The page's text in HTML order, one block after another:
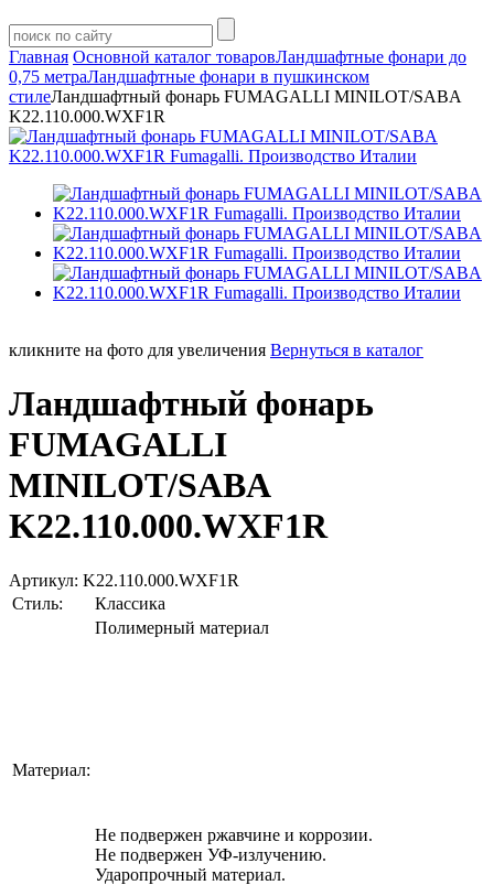
Главная Основной каталог товаровЛандшафтные фонари до
0,75 метраЛандшафтные фонари в пушкинском
стилеЛандшафтный фонарь FUMAGALLI MINILOT/SABA
K22.110.000.WXF1R
кликните на фото для увеличения Вернуться в каталог
Ландшафтный фонарь
FUMAGALLI
MINILOT/SABA
K22.110.000.WXF1R
Артикул: K22.110.000.WXF1R
Стиль:
Классика
Материал:
Полимерный материал
Не подвержен ржавчине и коррозии.
Не подвержен УФ-излучению.
Ударопрочный материал.